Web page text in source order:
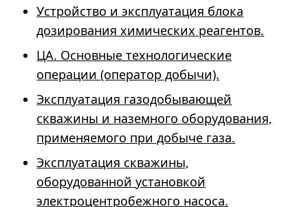
Устройство и эксплуатация блока
дозирования химических реагентов.
ЦА. Основные технологические
операции (оператор добычи).
Эксплуатация газодобывающей
скважины и наземного оборудования,
применяемого при добыче газа.
Эксплуатация скважины,
оборудованной установкой
электроцентробежного насоса.